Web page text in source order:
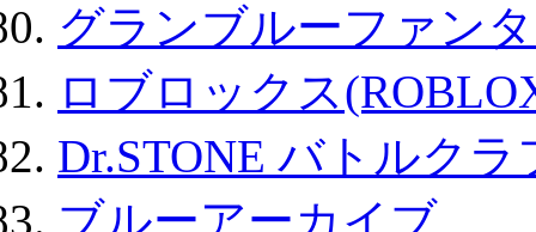
グランブルーファン
ロブロックス
Dr.STONE バトルク
ブルーアーカイブ